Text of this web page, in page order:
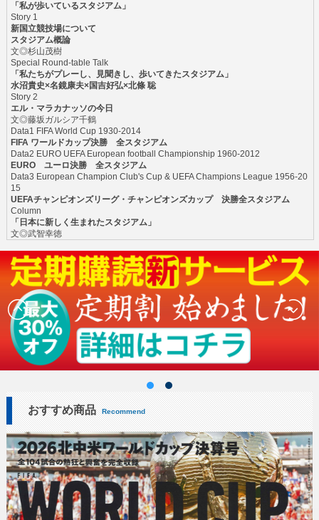
「私が歩いているスタジアム」
Story 1
新国立競技場について
スタジアム概論
文◎杉山茂樹
Special Round-table Talk
「私たちがプレーし、見聞きし、歩いてきたスタジアム」
水沼貴史×名鏡康夫×国吉好弘×北條 聡
Story 2
エル・マラカナッソの今日
文◎藤坂ガルシア千鶴
Data1 FIFA World Cup 1930-2014
FIFA ワールドカップ決勝 全スタジアム
Data2 EURO UEFA European football Championship 1960-2012
EURO ユーロ決勝 全スタジアム
Data3 European Champion Club's Cup & UEFA Champions League 1956-20
15
UEFAチャンピオンズリーグ・チャンピオンズカップ 決勝全スタジアム
Column
「日本に新しく生まれたスタジアム」
文◎武智幸徳
おすすめ商品 Recommend